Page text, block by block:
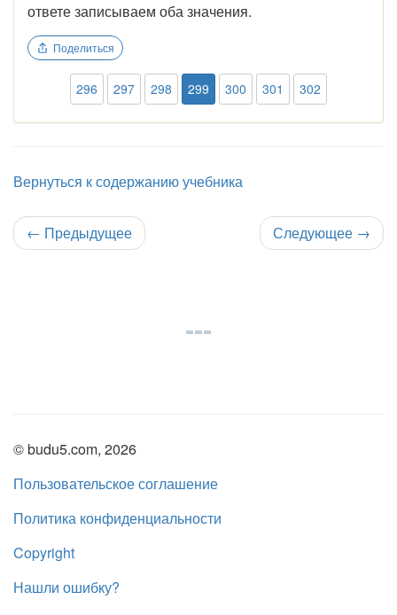
ответе записываем оба значения.
Поделиться
296 297 298 299 300 301 302
Вернуться к содержанию учебника
← Предыдущее Следующее →
© budu5.com, 2026
Пользовательское соглашение
Политика конфиденциальности
Copyright
Нашли ошибку?